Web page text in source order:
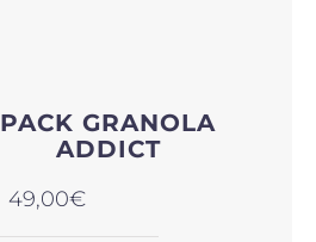
PACK GRANOLA
ADDICT
Le
49,00€Le